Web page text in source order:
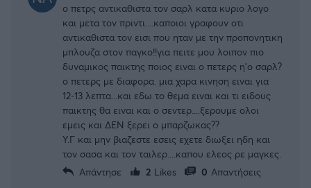
ο πετρς αντικαθιστα τον σαρλ κατα κυριο λογο
και μετα τον πριντι....καποιοι γραφουν οτι
αντικαθιστα τον εισι που ηταν με την προπονητικη
μπλουζα στον παγκο!!για πειτε μου λοιπον πιο
δυναμικος παικτης ποιος ειναι ο πετερς η'ο σαρλ?
ο πετερς με διαφορα. μια χαρα κινηση ειναι για
12-13 λεπτα...και εδω το θεμα ειναι και τι ειδους
παικτης θα ειναι και ο σεντερ....ξερουμε ολοι
εμεις και ΔΕΝ ξερει ο μπαρζωκας??
Υ.Γ και μην βιαζεστε εσεις εχετε διωξει ηδη και
τον σασα και τον ταιλερ....καπου ελεος ρε μαγκες.
Απάντησε
2 Likes 0 Απαντήσεις